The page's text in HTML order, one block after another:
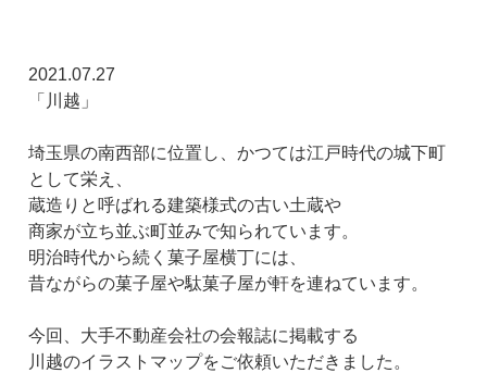
2021.07.27
「川越」
埼玉県の南西部に位置し、かつては江戸時代の城下町
として栄え、
蔵造りと呼ばれる建築様式の古い土蔵や
商家が立ち並ぶ町並みで知られています。
明治時代から続く菓子屋横丁には、
昔ながらの菓子屋や駄菓子屋が軒を連ねています。
今回、大手不動産会社の会報誌に掲載する
川越のイラストマップをご依頼いただきました。